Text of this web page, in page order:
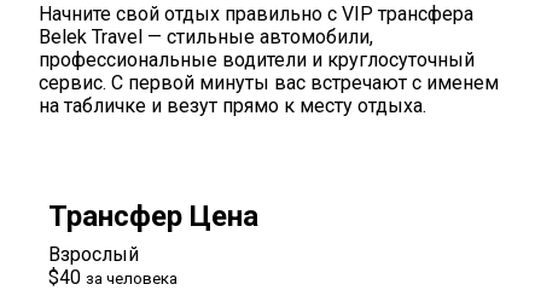
Начните свой отдых правильно с VIP трансфера
Belek Travel — стильные автомобили,
профессиональные водители и круглосуточный
сервис. С первой минуты вас встречают с именем
на табличке и везут прямо к месту отдыха.
Трансфер Цена
Взрослый
$40 за человека